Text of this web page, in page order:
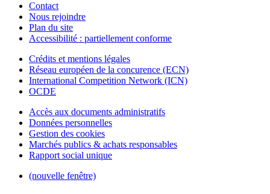
Contact
Nous rejoindre
Plan du site
Accessibilité : partiellement conforme
Crédits et mentions légales
Réseau européen de la concurence (ECN)
International Competition Network (ICN)
OCDE
Accès aux documents administratifs
Données personnelles
Gestion des cookies
Marchés publics & achats responsables
Rapport social unique
(nouvelle fenêtre)